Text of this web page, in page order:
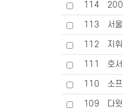
114
113 서
112 지
111 호
110 소
109 다